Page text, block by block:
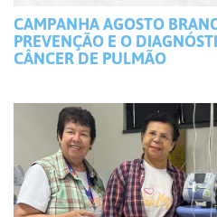
CAMPANHA AGOSTO
PREVENÇÃO E O
CÂNCER DE PULMÃO